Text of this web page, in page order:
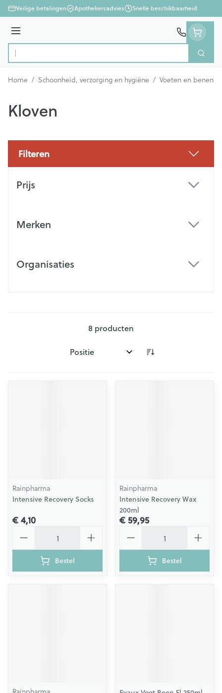
Ga naar de inhoud
Veilige betalingen Apothekersadvies Snelle beschikbaarheid
Menu
Product, merk, categorie...
Zoek
Home / Schoonheid, verzorging en hygiëne / Voeten en benen
Kloven
Filteren
Prijs
Merken
Organisaties
8 producten
Sorteer op:
Rainpharma
Intensive Recovery Socks
€ 4,10
Bestel
Rainpharma
Intensive Recovery Wax
200ml
€ 59,95
Bestel